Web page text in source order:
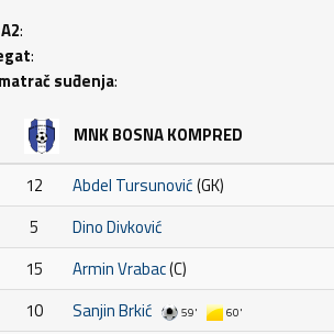
A2:
:
suđenja:
MNK BOSNA KOMPRED
12 Abdel Tursunović(GK)
5
Dino Divković
15
Armin Vrabac(C)
10
Sanjin Brkić 59' 60'